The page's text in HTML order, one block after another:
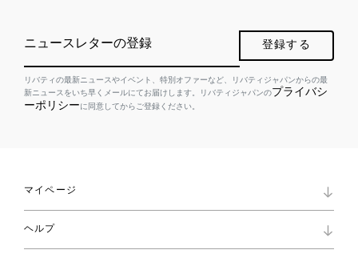
ニュースレターの登録 登録する
リバティの最新ニュースやイベント、特別オファーなど、リバティジャパンからの最
新ニュースをいち早くメールにてお届けします。リバティジャパンのプライバシ
ーポリシーに同意してからご登録ください。
マイページ
ロイヤリティプログラム
パスワード再設定
ヘルプ